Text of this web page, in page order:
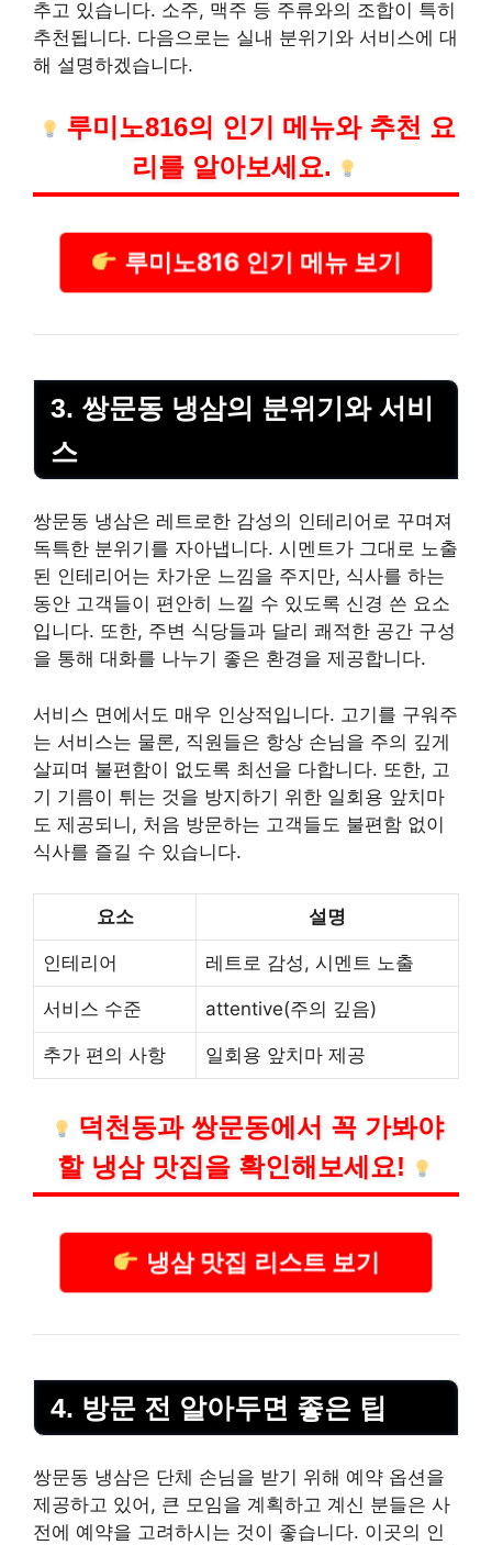
추고 있습니다. 소주, 맥주 등 주류와의 조합이 특히
추천됩니다. 다음으로는 실내 분위기와 서비스에 대
해 설명하겠습니다.
루미노816의 인기 메뉴와 추천 요
리를 알아보세요.
루미노816 인기 메뉴 보기
3. 쌍문동 냉삼의 분위기와 서비
스
쌍문동 냉삼은 레트로한 감성의 인테리어로 꾸며져
독특한 분위기를 자아냅니다. 시멘트가 그대로 노출
된 인테리어는 차가운 느낌을 주지만, 식사를 하는
동안 고객들이 편안히 느낄 수 있도록 신경 쓴 요소
입니다. 또한, 주변 식당들과 달리 쾌적한 공간 구성
을 통해 대화를 나누기 좋은 환경을 제공합니다.
서비스 면에서도 매우 인상적입니다. 고기를 구워주
는 서비스는 물론, 직원들은 항상 손님을 주의 깊게
살피며 불편함이 없도록 최선을 다합니다. 또한, 고
기 기름이 튀는 것을 방지하기 위한 일회용 앞치마
도 제공되니, 처음 방문하는 고객들도 불편함 없이
식사를 즐길 수 있습니다.
요소 설명
인테리어 레트로 감성, 시멘트 노출
서비스 수준 attentive(주의 깊음)
추가 편의 사항 일회용 앞치마 제공
덕천동과 쌍문동에서 꼭 가봐야
할 냉삼 맛집을 확인해보세요!
냉삼 맛집 리스트 보기
4. 방문 전 알아두면 좋은 팁
쌍문동 냉삼은 단체 손님을 받기 위해 예약 옵션을
제공하고 있어, 큰 모임을 계획하고 계신 분들은 사
전에 예약을 고려하시는 것이 좋습니다. 이곳의 인